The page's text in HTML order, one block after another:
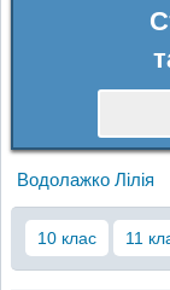
Водолажко Лілія
10 клас 11